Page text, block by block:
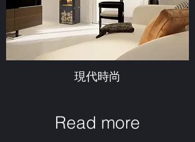
現代時尚
Read more